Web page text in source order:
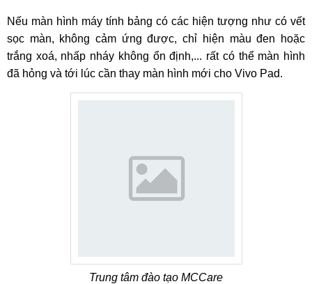
thể xử lý mọi tác vụ cũng như chiến được hầu hết mọi tựa
game hiện hành một cách ấn tượng. Vivo Pad sẽ có dung
lượng RAM 8GB cùng tuỳ chọn bộ nhớ trong 128-256GB.
Nếu màn hình máy tính bảng có các hiện tượng như có vết
sọc màn, không cảm ứng được, chỉ hiện màu đen hoặc
trắng xoá, nhấp nháy không ổn định,... rất có thể màn hình
đã hỏng và tới lúc cần thay màn hình mới cho Vivo Pad.
Trung tâm đào tạo MCCare